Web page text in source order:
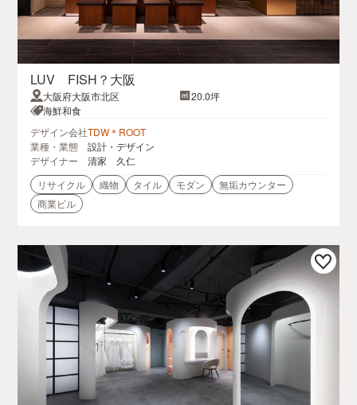
LUV FISH？大阪
大阪府大阪市北区
20.0坪
海鮮和食
デザイン会社TDW＊ROOT
業種・業態
設計・デザイン
デザイナー
清家 久仁
リサイクル
織物 タイル モダン
無垢カウンター
商業ビル